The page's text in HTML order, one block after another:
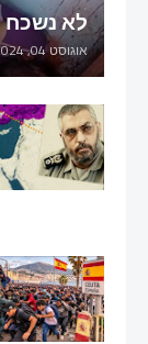
לא נשכח ולא
אוגוסט 04, 2024